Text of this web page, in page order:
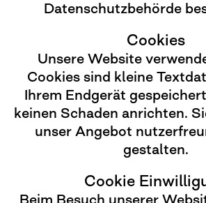
Datenschutzbehörde
Cookies
Unsere Website
Cookies sind kleine
Ihrem Endgerät
keinen Schaden anrichten.
unser Angebot
gestalten.
Cookie
Beim Besuch unserer